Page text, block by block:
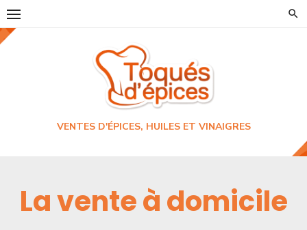
Skip
to
content
VENTES D'ÉPICES, HUILES ET VINAIGRES
La vente à domicile